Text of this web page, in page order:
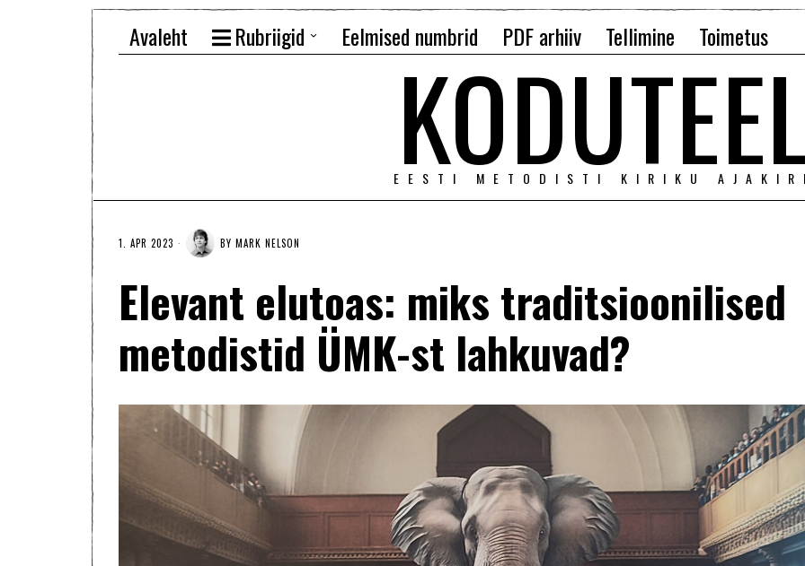
Avaleht Rubriigid Eelmised numbrid PDF arhiiv Tellimine Toimetus
EESTI METODISTI KIRIKU
1. APR 2023 BY MARK NELSON
Elevant elutoas: miks traditsioonilised
metodistid ÜMK-st lahkuvad?